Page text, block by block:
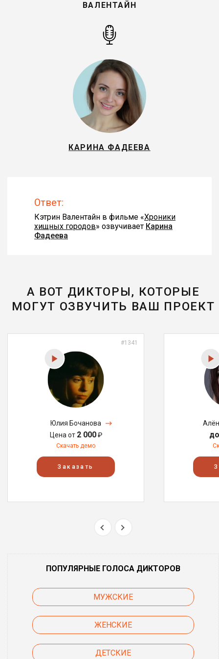
ВАЛЕНТАЙН
КАРИНА ФАДЕЕВА
Ответ:
Кэтрин Валентайн в фильме «Хроники
хищных городов» озвучивает Карина
Фадеева
А ВОТ ДИКТОРЫ, КОТОРЫЕ
МОГУТ ОЗВУЧИТЬ ВАШ ПРОЕКТ
#1341
Юлия Бочанова
Цена от 2 000₽
Скачать демо
Заказать
ПОПУЛЯРНЫЕ ГОЛОСА ДИКТОРОВ
МУЖСКИЕ
ЖЕНСКИЕ
ДЕТСКИЕ